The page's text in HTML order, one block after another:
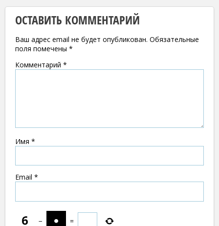
ОСТАВИТЬ КОММЕНТАРИЙ
Ваш адрес email не будет опубликован. Обязательные
поля помечены *
Комментарий *
Имя *
Email *
− =